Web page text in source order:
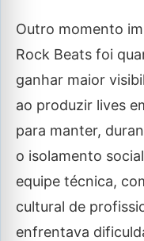
Outro momento
Rock Beats foi
ganhar maior
ao produzir lives
para manter,
o isolamento
equipe técnica,
cultural de
enfrentava